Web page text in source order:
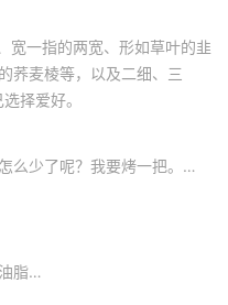
宽一指的两宽、形如草叶的韭
荞麦棱等，以及二细、三
择爱好。
么少了呢？我要烤一把。…
脂…